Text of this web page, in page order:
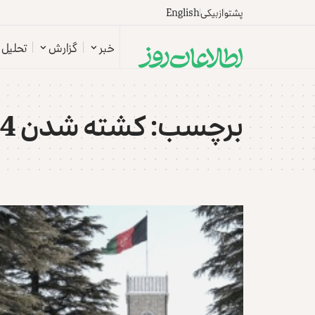
پشتوازبیکیEnglish
خبر گزارش تحلیل
برچسب:کشته شدن 64 تن در کابل